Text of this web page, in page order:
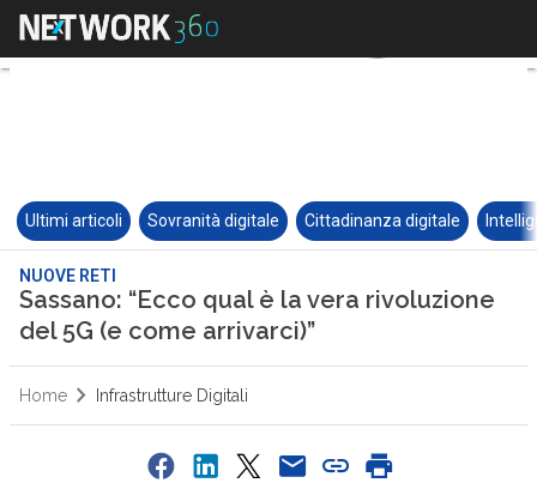
Ultimi articoli Sovranità digitale Cittadinanza digitale
NUOVE RETI
Sassano: “Ecco qual è la vera rivoluzione
del 5G (e come arrivarci)”
Home Infrastrutture Digitali